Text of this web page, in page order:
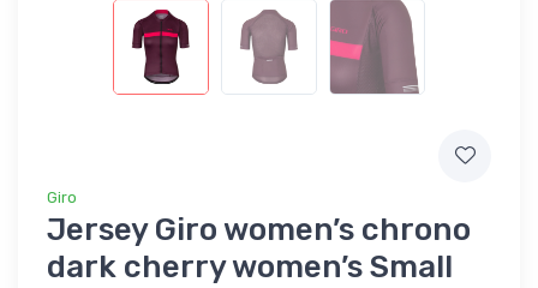
Giro
Jersey Giro women’s chrono
dark cherry women’s Small